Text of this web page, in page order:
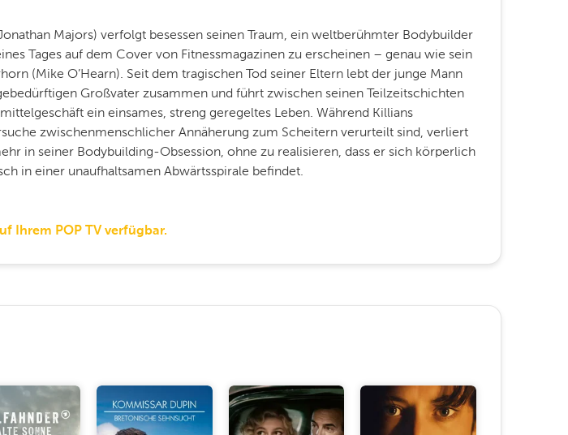
Majors) verfolgt besessen seinen Traum, ein weltberühmter Bodybuilder
Tages auf dem Cover von Fitnessmagazinen zu erscheinen – genau wie sein
(Mike O’Hearn). Seit dem tragischen Tod seiner Eltern lebt der junge Mann
Großvater zusammen und führt zwischen seinen Teilzeitschichten
ein einsames, streng geregeltes Leben. Während Killians
zwischenmenschlicher Annäherung zum Scheitern verurteilt sind, verliert
in seiner Bodybuilding-Obsession, ohne zu realisieren, dass er sich körperlich
in einer unaufhaltsamen Abwärtsspirale befindet.
Ihrem POP TV verfügbar.